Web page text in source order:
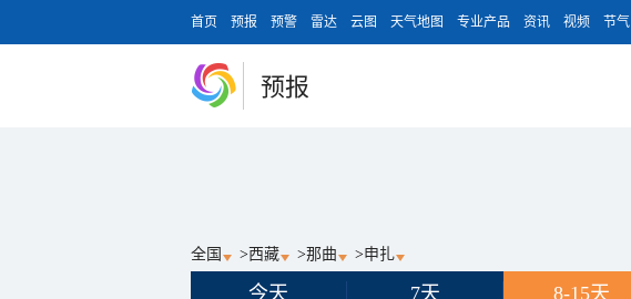
首页 预报 预警 雷达 云图 天气地图 专业产品 资讯 视频 节气
预报
全国 >西藏 >那曲 >申扎
今天 7天 8-15天